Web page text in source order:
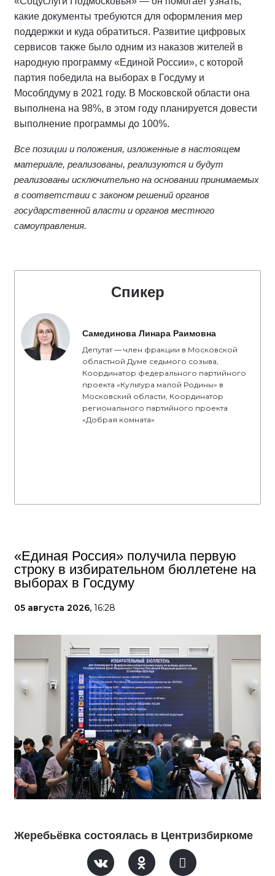
какие документы требуются для оформления мер
поддержки и куда обратиться. Развитие цифровых
сервисов также было одним из наказов жителей в
народную программу «Единой России», с которой
партия победила на выборах в Госдуму и
Мособлдуму в 2021 году. В Московской области она
выполнена на 98%, в этом году планируется довести
выполнение программы до 100%.
Все позиции и положения, изложенные в настоящем
материале, реализованы, реализуются и будут
реализованы исключительно на основании принимаемых
в соответствии с законом решений органов
государственной власти и органов местного
самоуправления.
Спикер
Самединова Линара Раимовна
Депутат — член фракции в Московской
областной Думе седьмого созыва,
Координатор федерального партийного
проекта «Культура малой Родины» в
Московский области, Координатор
регионального партийного проекта
«Добрая комната»
«Единая Россия» получила первую
строку в избирательном бюллетене на
выборах в Госдуму
05 августа 2026, 16:28
Жеребьёвка состоялась в Центризбиркоме